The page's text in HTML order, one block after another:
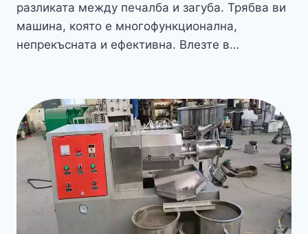
разликата между печалба и загуба. Трябва ви
машина, която е многофункционална,
непрекъсната и ефективна. Влезте в…